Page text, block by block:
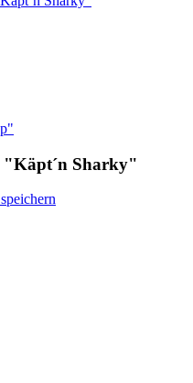
"Käpt´n Sharky"